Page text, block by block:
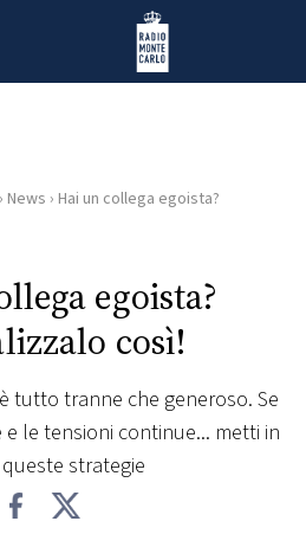
Radio Monte Carlo
› News › Hai un collega egoista?
egoista?
così!
tutto tranne che generoso. Se
e le tensioni continue... metti in
strategie